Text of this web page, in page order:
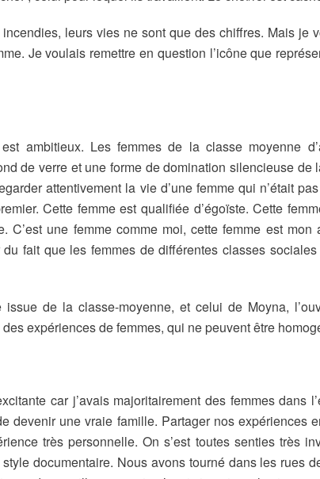
leurs vies ne sont que des chiffres. Mais je
Je voulais remettre en question l’icône que
ambitieux. Les femmes de la classe moyenne
de verre et une forme de domination silencieuse
attentivement la vie d’une femme qui n’était
Cette femme est qualifiée d’égoïste. Cette
une femme comme moi, cette femme est
fait que les femmes de différentes classes
de la classe-moyenne, et celui de Moyna,
expériences de femmes, qui ne peuvent être
car j’avais majoritairement des femmes dans
devenir une vraie famille. Partager nos expériences
très personnelle. On s’est toutes senties très
documentaire. Nous avons tourné dans les rues